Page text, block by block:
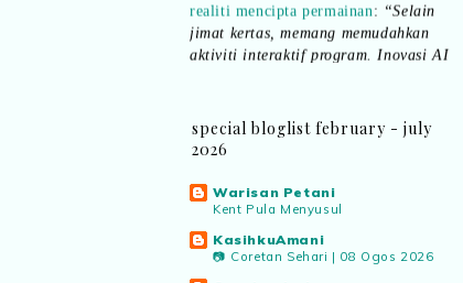
jimat kertas, memang memudahkan
aktiviti interaktif program. Inovasi AI
dan teknologi digital terbaik!”
pertandingan tiktok mencipta sajak:
“Menarik sungguh Pertandingan TikTok
PNM ni! Platform terbaik serlahkan
bakat puisi kebangsaan dan
patriotisme.”
special bloglist february - july
2026
Warisan Petani
Kent Pula Menyusul
KasihkuAmani
📷 Coretan Sehari | 08 Ogos 2026